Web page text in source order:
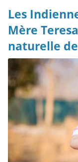
Les
Mère
naturelle